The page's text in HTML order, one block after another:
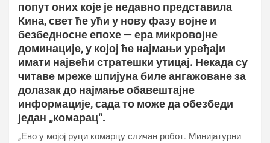
попут оних које је недавно представила
Кина, свет ће ући у нову фазу војне и
безбедносне епохе — ера микровојне
доминације, у којој ће најмањи уређаји
имати највећи стратешки утицај. Некада су
читаве мреже шпијуна биле ангажоване за
долазак до најмање обавештајне
информације, сада то може да обезбеди
један „комарац“.
„Ево у мојој руци комарцу сличан робот. Минијатурни